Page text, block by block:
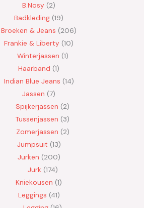
B.Nosy
2
Badkleding 19
Broeken & Jeans
206
Frankie & Liberty 10
Winterjassen 1
Haarband 1
Indian Blue Jeans 14
Jassen 7
Spijkerjassen
2
Tussenjassen
3
Zomerjassen 2
Jumpsuit 13
Jurken 200
Jurk 174
Kniekousen 1
Leggings 41